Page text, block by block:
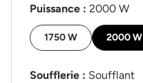
Puissance : 2000 W
1750 W 2000 W
Soufflerie : Soufflant